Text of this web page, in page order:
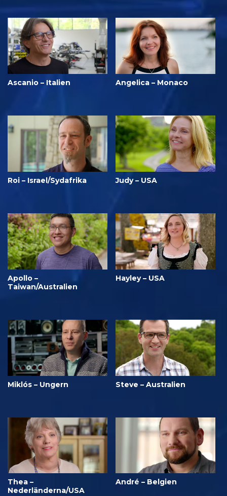
Ascanio – Italien Angelica – Monaco
Roi – Israel/Sydafrika Judy – USA
Apollo –
Taiwan/Australien
Hayley – USA
Miklós – Ungern Steve – Australien
Thea –
Nederländerna/USA
André – Belgien